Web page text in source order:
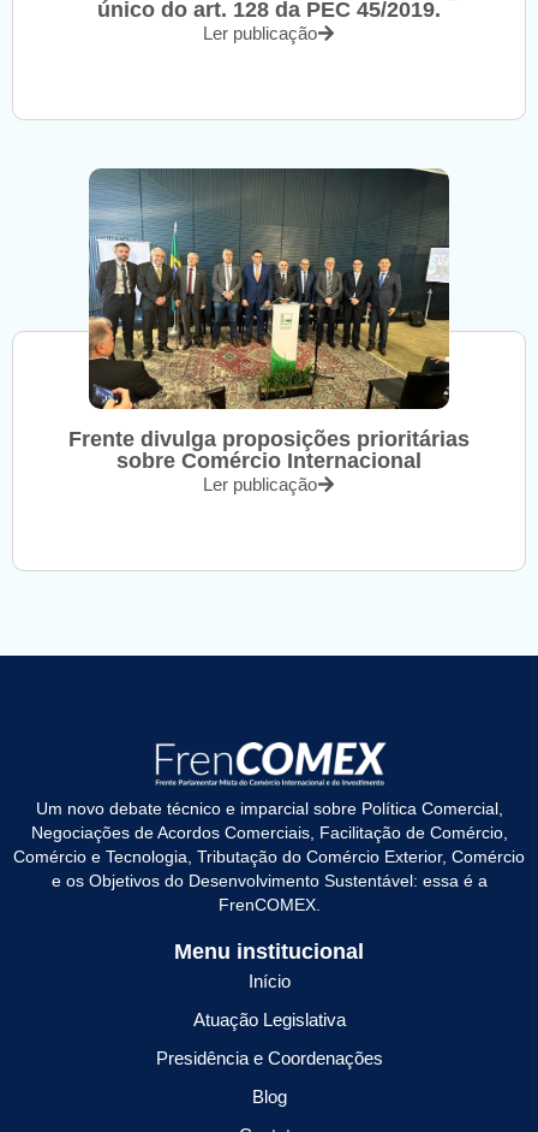
único do art. 128 da PEC 45/2019.
Ler publicação
Frente divulga proposições prioritárias
sobre Comércio Internacional
Ler publicação
Um novo debate técnico e imparcial sobre Política Comercial,
Negociações de Acordos Comerciais, Facilitação de Comércio,
Comércio e Tecnologia, Tributação do Comércio Exterior, Comércio
e os Objetivos do Desenvolvimento Sustentável: essa é a
FrenCOMEX.
Menu institucional
Início
Atuação Legislativa
Presidência e Coordenações
Blog